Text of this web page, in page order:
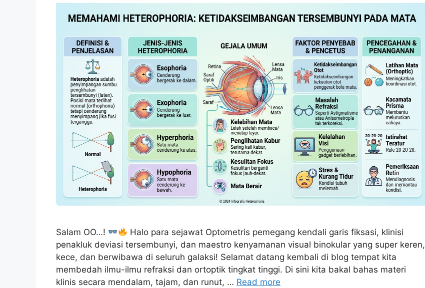
Salam OO…!
Halo para sejawat Optometris pemegang kendali garis fiksasi, klinisi
penakluk deviasi tersembunyi, dan maestro kenyamanan visual binokular yang super keren,
kece, dan berwibawa di seluruh galaksi! Selamat datang kembali di blog tempat kita
membedah ilmu-ilmu refraksi dan ortoptik tingkat tinggi. Di sini kita bakal bahas materi
klinis secara mendalam, tajam, dan runut, … Read more